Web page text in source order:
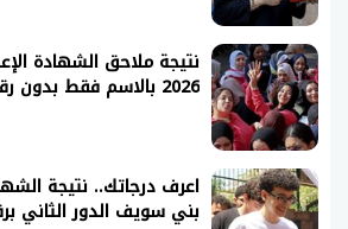
نتيجة ملاحق الشهادة
2026 بالاسم فقط بدون رقم الجلوس
بني سويف الدور الثاني